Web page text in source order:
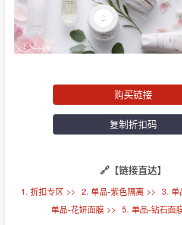
购买链接
复制折扣码
🔗【链接直达】
1. 折扣专区 >> 2. 单品-紫色隔离 >> 3. 单
单品-花妍面膜 >> 5. 单品-钻石面